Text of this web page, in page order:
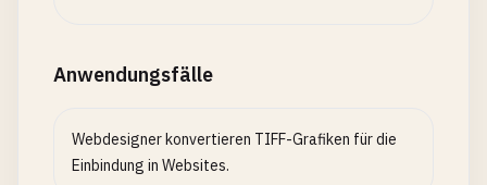
Anwendungsfälle
Webdesigner konvertieren TIFF-Grafiken für die
Einbindung in Websites.